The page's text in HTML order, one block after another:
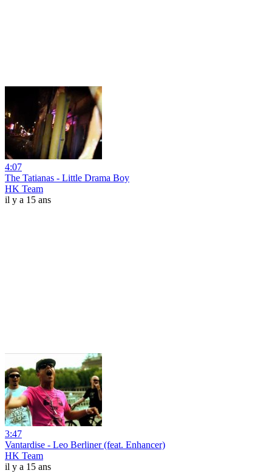
4:07
The Tatianas - Little Drama Boy
HK Team
il y a 15 ans
3:47
Vantardise - Leo Berliner (feat. Enhancer)
HK Team
il y a 15 ans